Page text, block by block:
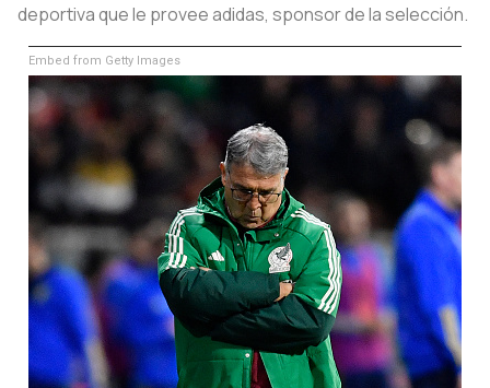
deportiva que le provee adidas, sponsor de la selección.
Embed from Getty Images